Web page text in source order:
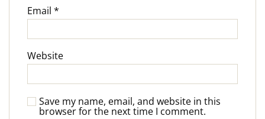
Email *
Website
Save my name, email, and website in this
browser for the next time I comment.